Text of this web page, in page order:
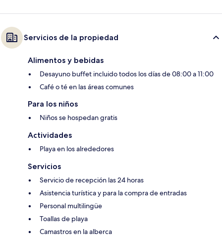
Servicios de la propiedad
Alimentos y bebidas
Desayuno buffet incluido todos los días de 08:00 a 11:00
Café o té en las áreas comunes
Para los niños
Niños se hospedan gratis
Actividades
Playa en los alrededores
Servicios
Servicio de recepción las 24 horas
Asistencia turística y para la compra de entradas
Personal multilingüe
Toallas de playa
Camastros en la alberca